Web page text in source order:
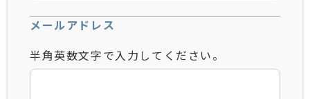
メールアドレス
半角英数文字で入力してください。